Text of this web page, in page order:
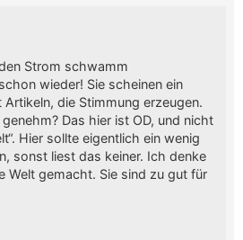
Strom schwamm
wieder! Sie scheinen ein
die Stimmung erzeugen.
Das hier ist OD, und nicht
Hier sollte eigentlich ein wenig
sonst liest das keiner. Ich denke
Welt gemacht. Sie sind zu gut für